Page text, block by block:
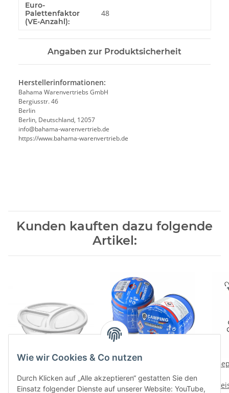
Wie wir Cookies & Co nutzen
Durch Klicken auf „Alle akzeptieren“ gestatten Sie den
Einsatz folgender Dienste auf unserer Website: YouTube,
Euro-
Palettenfaktor
(VE-Anzahl):
48
Angaben zur Produktsicherheit
Herstellerinformationen:
Bahama Warenvertriebs GmbH
Bergiusstr. 46
Berlin
Berlin, Deutschland, 12057
ed.beirtrevneraw-amahab@ofni
https://www.bahama-warenvertrieb.de
Kunden kauften dazu folgende
Artikel:
Aufbewahrungsbox /
Lunchbox mit 3 Fächern
- rund/groß - SMART -
Preise nach Anmeldung
Stechgaskartusche
Butan 190g mit
Sicherheitsventil
Preise nach Anmeldung